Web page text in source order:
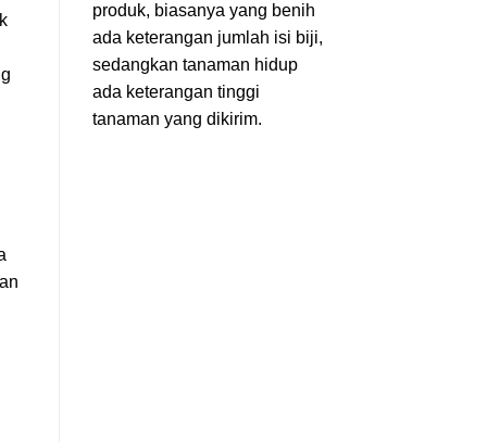
produk, biasanya yang benih
ada keterangan jumlah isi biji,
sedangkan tanaman hidup
ada keterangan tinggi
tanaman yang dikirim.